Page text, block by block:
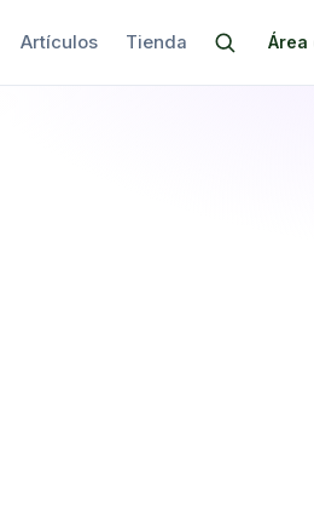
Artículos Tienda Área